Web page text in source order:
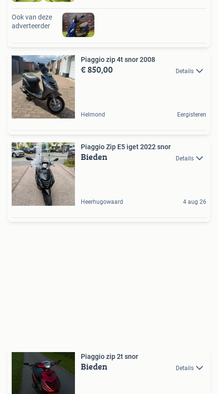
Ook van deze
adverteerder
Piaggio zip 4t snor 2008
€ 850,00 Details
Helmond Eergisteren
Piaggio Zip E5 iget 2022 snor
Bieden Details
Heerhugowaard 4 aug 26
Piaggio zip 2t snor
Bieden Details